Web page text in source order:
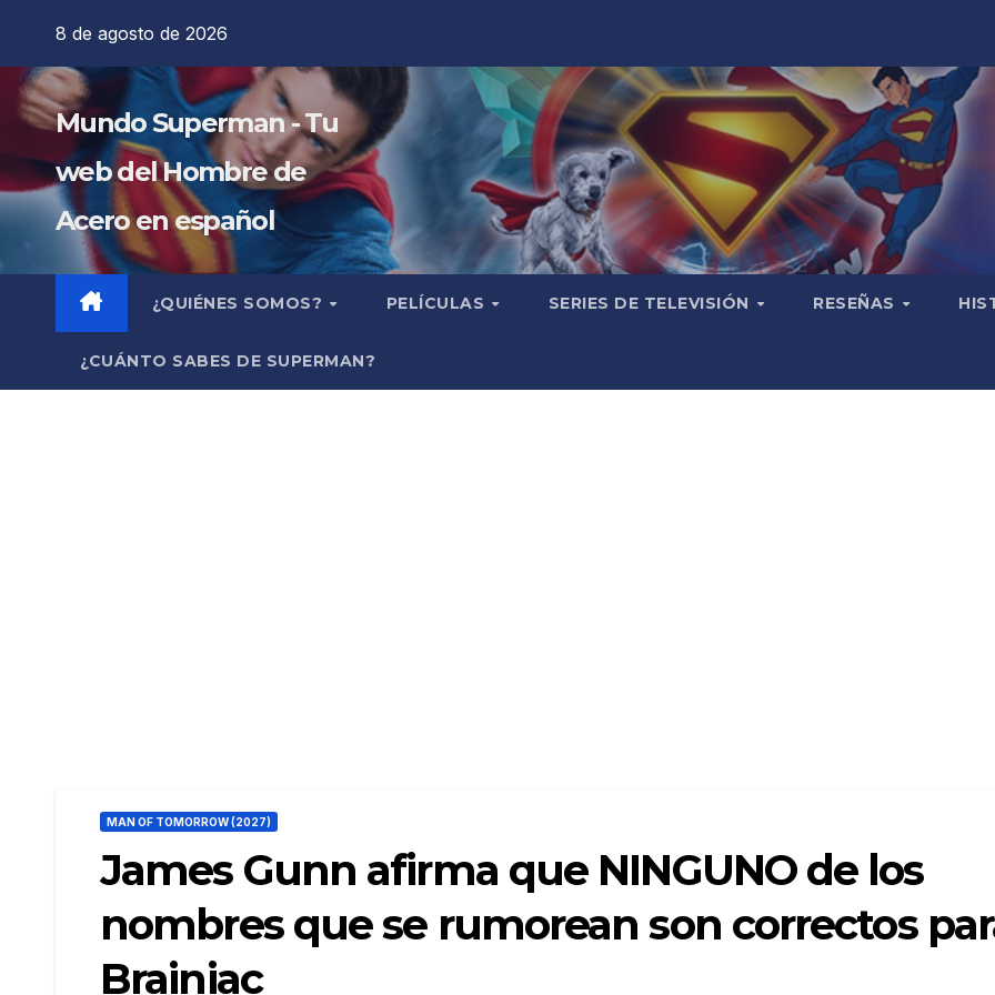
contenido
8 de agosto de 2026
Mundo Superman - Tu
web del Hombre de
Acero en español
¿QUIÉNES SOMOS? PELÍCULAS SERIES DE TELEVISIÓN RESEÑAS
¿CUÁNTO SABES DE SUPERMAN?
MAN OF TOMORROW (2027)
James Gunn afirma que NINGUNO de los
nombres que se rumorean son correctos
Brainiac